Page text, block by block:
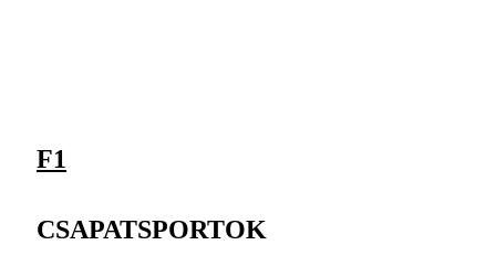
F1
CSAPATSPORTOK